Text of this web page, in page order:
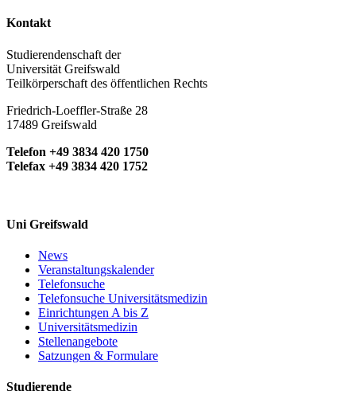
Kontakt
Studierendenschaft der
Universität Greifswald
Teilkörperschaft des öffentlichen Rechts
Friedrich-Loeffler-Straße 28
17489 Greifswald
Telefon +49 3834 420 1750
Telefax +49 3834 420 1752
Uni Greifswald
News
Veranstaltungskalender
Telefonsuche
Telefonsuche Universitätsmedizin
Einrichtungen A bis Z
Universitätsmedizin
Stellenangebote
Satzungen & Formulare
Studierende